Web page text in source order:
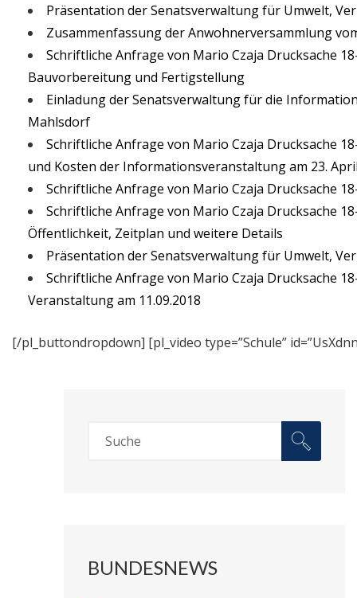
Präsentation der Senatsverwaltung für Umwelt,
Zusammenfassung der Anwohnerversammlung
Schriftliche Anfrage von Mario Czaja Drucksache
Bauvorbereitung und Fertigstellung
Einladung der Senatsverwaltung für die
Mahlsdorf
Schriftliche Anfrage von Mario Czaja Drucksache
und Kosten der Informationsveranstaltung am 23.
Schriftliche Anfrage von Mario Czaja Drucksache
Schriftliche Anfrage von Mario Czaja Drucksache
Öffentlichkeit, Zeitplan und weitere Details
Präsentation der Senatsverwaltung für Umwelt,
Schriftliche Anfrage von Mario Czaja Drucksache
Veranstaltung am 11.09.2018
[/pl_buttondropdown] [pl_video type=”Schule”
BUNDESNEWS